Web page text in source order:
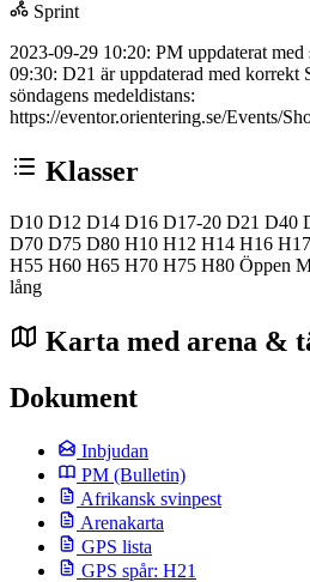
Sprint
2023-09-29 10:20: PM uppdaterat
09:30: D21 är uppdaterad med korrekt
söndagens medeldistans:
https://eventor.orientering.se/Events/
Klasser
D10 D12 D14 D16 D17-20 D21 D40
D70 D75 D80 H10 H12 H14 H16
H55 H60 H65 H70 H75 H80 Öppen
lång
Karta med arena &
Dokument
Inbjudan
PM (Bulletin)
Afrikansk svinpest
Arenakarta
GPS lista
GPS spår: H21